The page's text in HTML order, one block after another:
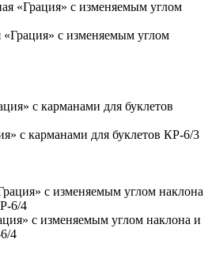
с изменяемым углом
с карманами для буклетов КР-6/3
с изменяемым углом наклона и
4